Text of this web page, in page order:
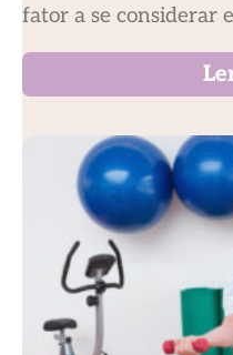
fator a se considerar